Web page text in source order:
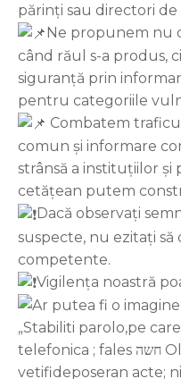
părinți sau directori
Ne propunem nu
când răul s-a produs,
siguranță prin
pentru categoriile
Combatem
comun și informare
strânsă a instituțiilor și
cetățean putem
Dacă observați
suspecte, nu ezitați
competente.
Vigilența noastră